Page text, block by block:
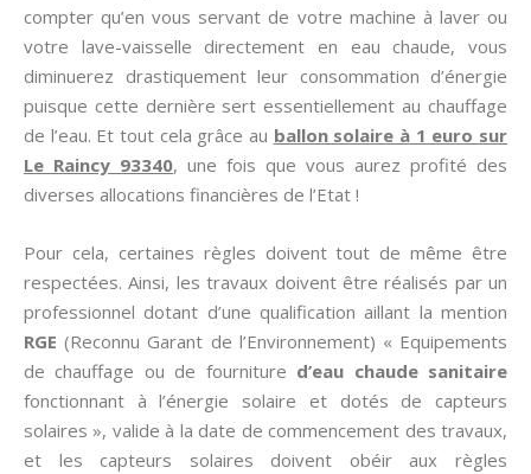
compter qu’en vous servant de votre machine à laver ou
votre lave-vaisselle directement en eau chaude, vous
diminuerez drastiquement leur consommation d’énergie
puisque cette dernière sert essentiellement au chauffage
de l’eau. Et tout cela grâce au ballon solaire à 1 euro sur
Le Raincy 93340, une fois que vous aurez profité des
diverses allocations financières de l’Etat !
Pour cela, certaines règles doivent tout de même être
respectées. Ainsi, les travaux doivent être réalisés par un
professionnel dotant d’une qualification aillant la mention
RGE(Reconnu Garant de l’Environnement) « Equipements
de chauffage ou de fourniture d’eau chaude sanitaire
fonctionnant à l’énergie solaire et dotés de capteurs
solaires », valide à la date de commencement des travaux,
et les capteurs solaires doivent obéir aux règles